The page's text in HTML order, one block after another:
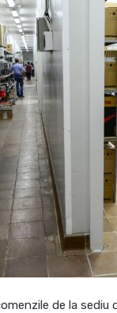
de la